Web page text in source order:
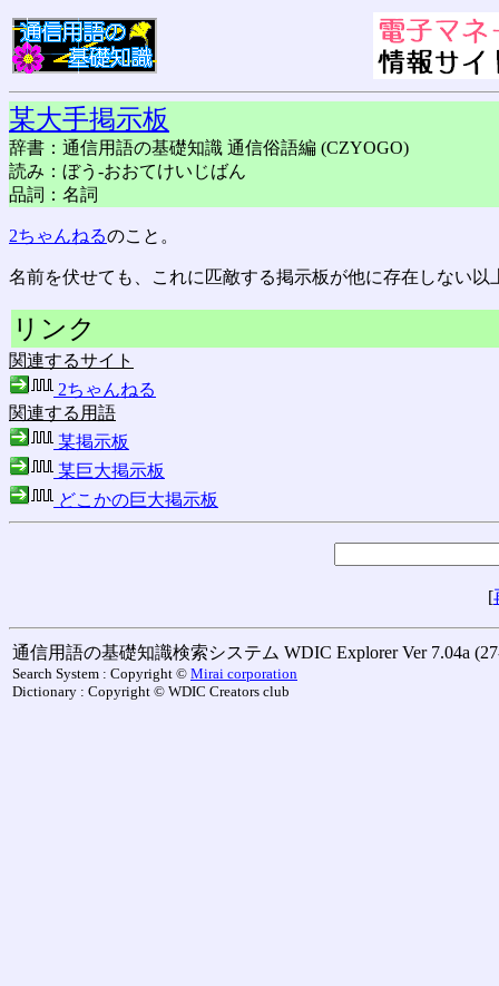
某大手掲示板
辞書：通信用語の基礎知識 通信俗語編 (CZYOGO)
読み：ぼう-おおてけいじばん
品詞：名詞
2ちゃんねるのこと。
名前を伏せても、これに匹敵する掲示板が他に存在しない以
リンク
関連するサイト
2ちゃんねる
関連する用語
某掲示板
某巨大掲示板
どこかの巨大掲示板
[
通信用語の基礎知識検索システム WDIC Explorer Ver 7.04a
Search System : Copyright © Mirai corporation
Dictionary : Copyright © WDIC Creators club